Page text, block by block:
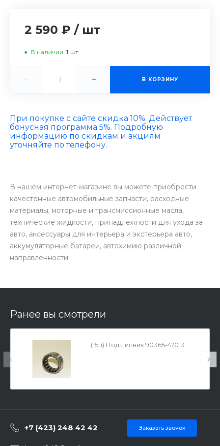
2 590 ₽ / шт
В наличии 1 шт
- + В КОРЗИНУ
При покупке с сайте скидка 10%. Действует
бонусная программа 5%. Подробную
информацию по скидкам и акциям
уточняйте по телефону.
В нашем интернет-магазине вы можете приобрести
качестенные автомобильные запчасти, расходные
материалы, моторные и трансмиссионные масла,
технические жидкости, принадлежности для ухода за
авто, аксессуары для интерьера и экстерьера авто,
аккумуляторные батареи, автохимию различной
направленности.
Ранее вы смотрели
(15п) Подшипник 90365-47013
+7 (423) 248 42 42 Заказать звонок